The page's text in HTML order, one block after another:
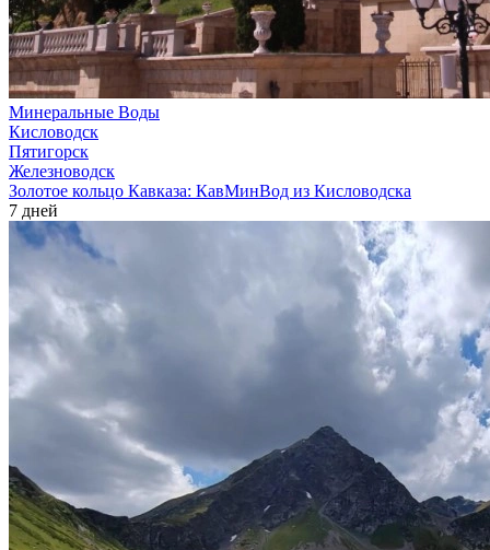
Минеральные Воды
Кисловодск
Пятигорск
Железноводск
Золотое кольцо Кавказа: КавМинВод из Кисловодска
7 дней